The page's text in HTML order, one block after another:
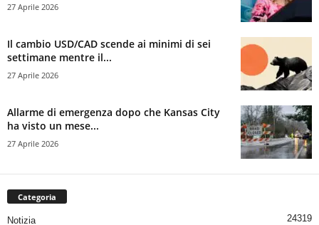
27 Aprile 2026
Il cambio USD/CAD scende ai minimi di sei
settimane mentre il...
27 Aprile 2026
Allarme di emergenza dopo che Kansas City
ha visto un mese...
27 Aprile 2026
Categoria
Notizia 24319